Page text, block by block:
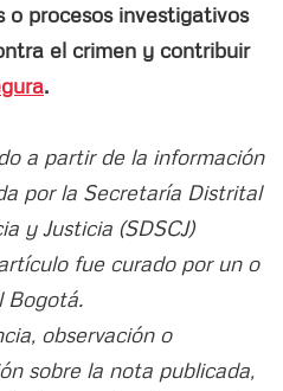
o procesos investigativos
el crimen y contribuir
.
a partir de la información
por la Secretaría Distrital
y Justicia (SDSCJ)
fue curado por un o
Bogotá.
observación o
sobre la nota publicada,